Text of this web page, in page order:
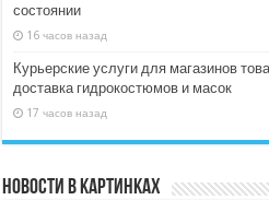
состоянии
16 часов назад
Курьерские услуги для магазинов
доставка гидрокостюмов и масок
17 часов назад
Новости в картинках